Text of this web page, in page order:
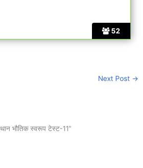
52
Next Post →
भौतिक स्वरूप टेस्ट-11”